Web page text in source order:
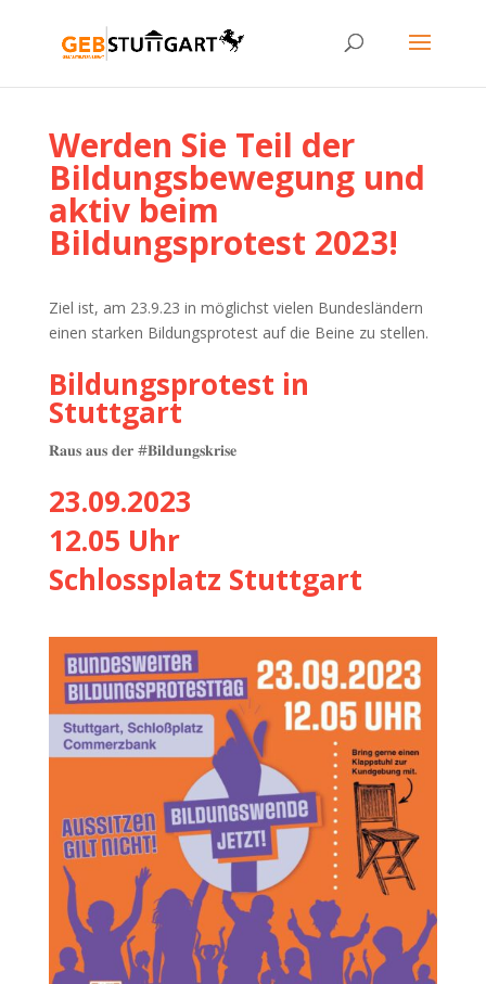
Werden Sie Teil der
Bildungsbewegung und
aktiv beim
Bildungsprotest 2023!
Ziel ist, am 23.9.23 in möglichst vielen Bundesländern
einen starken Bildungsprotest auf die Beine zu stellen.
Bildungsprotest in
Stuttgart
𝐑𝐚𝐮𝐬 𝐚𝐮𝐬 𝐝𝐞𝐫 #𝐁𝐢𝐥𝐝𝐮𝐧𝐠𝐬𝐤𝐫𝐢𝐬𝐞
23.09.2023
12.05 Uhr
Schlossplatz Stuttgart